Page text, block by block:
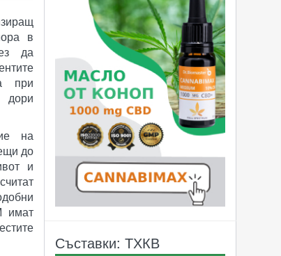
в
да
при
дори
на
до
и
имат
Съставки: ТХКВ